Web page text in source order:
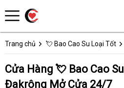
Trang chủ 💘 Bao Cao Su Loại Tốt
Cửa Hàng 💘 Bao Cao
Đakrông Mở Cửa 24/7